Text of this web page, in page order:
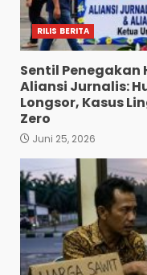
RILIS BERITA
Sentil Penegakan
Aliansi Jurnalis:
Longsor, Kasus
Zero
Juni 25, 2026